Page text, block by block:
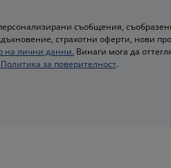
съобщения,
страхотни оферти, нови
на лични данни. Винаги мога да
за поверителност.